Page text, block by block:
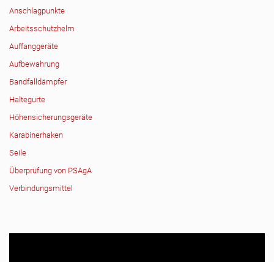
Anschlagpunkte
Arbeitsschutzhelm
Auffanggeräte
Aufbewahrung
Bandfalldämpfer
Haltegurte
Höhensicherungsgeräte
Karabinerhaken
Seile
Überprüfung von PSAgA
Verbindungsmittel